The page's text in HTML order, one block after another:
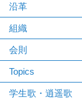
沿革
組織
会則
Topics
学生歌・逍遥歌